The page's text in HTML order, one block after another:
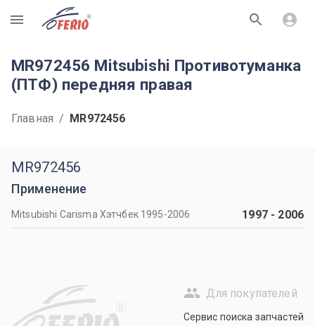
R
MR972456 Mitsubishi Противотуманка
(ПТФ) передняя правая
Главная / MR972456
MR972456
Применение
Mitsubishi Carisma Хэтчбек 1995-2006 1997- 2006
R
Для покупателей
Сервис поиска запчастей